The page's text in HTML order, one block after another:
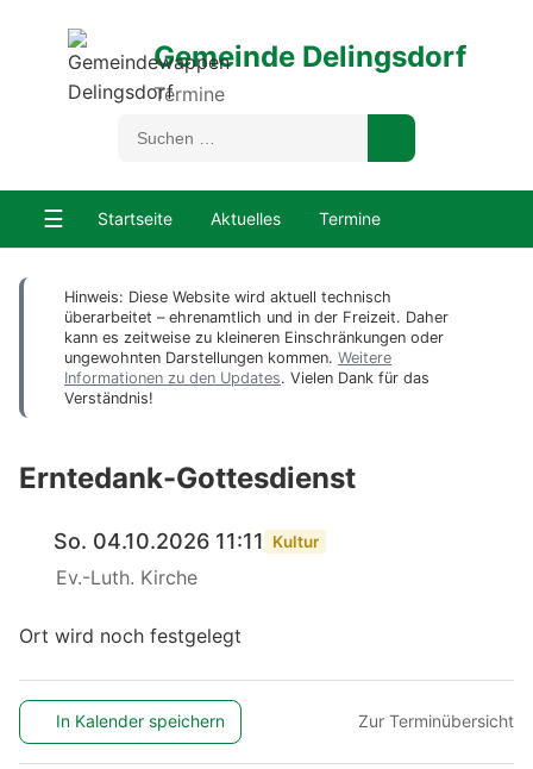
Gemeinde Delingsdorf
Termine
☰ Startseite Aktuelles Termine
Hinweis: Diese Website wird aktuell technisch
überarbeitet – ehrenamtlich und in der Freizeit. Daher
kann es zeitweise zu kleineren Einschränkungen oder
ungewohnten Darstellungen kommen. Weitere
Informationen zu den Updates. Vielen Dank für das
Verständnis!
Erntedank-Gottesdienst
So. 04.10.2026 11:11 Kultur
Ev.-Luth. Kirche
Ort wird noch festgelegt
In Kalender speichern Zur Terminübersicht